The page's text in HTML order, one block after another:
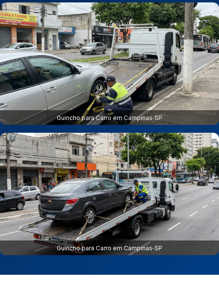
Guincho para Carro em Campinas‑SP
Guincho para Carro em Campinas‑SP